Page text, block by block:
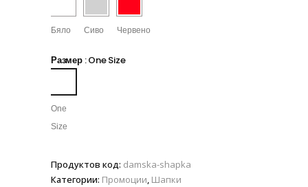
Бяло Сиво Червено
Размер:One Size
One
Size
Продуктов код: damska-shapka
Категории: Промоции, Шапки